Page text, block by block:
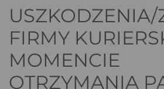
FIRMY
MOMENCIE
OTRZYMANIA